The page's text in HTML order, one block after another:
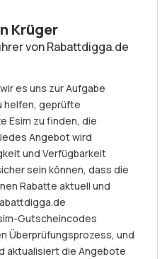
Krüger
von Rabattdigga.de
es uns zur Aufgabe
helfen, geprüfte
Esim zu finden, die
Angebot wird
und Verfügbarkeit
sein können, dass die
Rabatte aktuell und
Gutscheincodes
Überprüfungsprozess, und
aktualisiert die Angebote